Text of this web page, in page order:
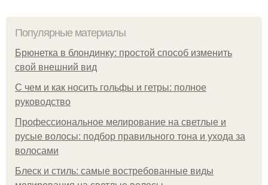
Популярные материалы
Брюнетка в блондинку: простой способ изменить
свой внешний вид
С чем и как носить гольфы и гетры: полное
руководство
Профессиональное мелирование на светлые и
русые волосы: подбор правильного тона и ухода за
волосами
Блеск и стиль: самые востребованные виды